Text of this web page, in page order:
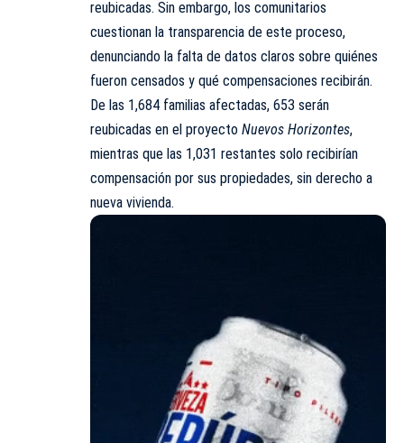
reubicadas. Sin embargo, los comunitarios
cuestionan la transparencia de este proceso,
denunciando la falta de datos claros sobre quiénes
fueron censados y qué compensaciones recibirán.
De las 1,684 familias afectadas, 653 serán
reubicadas en el proyecto Nuevos Horizontes,
mientras que las 1,031 restantes solo recibirían
compensación por sus propiedades, sin derecho a
nueva vivienda.